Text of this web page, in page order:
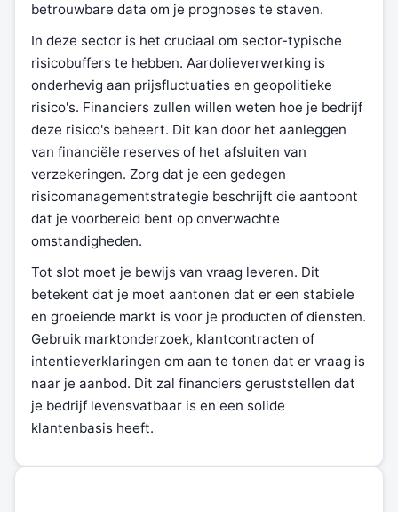
betrouwbare data om je prognoses te staven.
In deze sector is het cruciaal om sector-typische
risicobuffers te hebben. Aardolieverwerking is
onderhevig aan prijsfluctuaties en geopolitieke
risico's. Financiers zullen willen weten hoe je bedrijf
deze risico's beheert. Dit kan door het aanleggen
van financiële reserves of het afsluiten van
verzekeringen. Zorg dat je een gedegen
risicomanagementstrategie beschrijft die aantoont
dat je voorbereid bent op onverwachte
omstandigheden.
Tot slot moet je bewijs van vraag leveren. Dit
betekent dat je moet aantonen dat er een stabiele
en groeiende markt is voor je producten of diensten.
Gebruik marktonderzoek, klantcontracten of
intentieverklaringen om aan te tonen dat er vraag is
naar je aanbod. Dit zal financiers geruststellen dat
je bedrijf levensvatbaar is en een solide
klantenbasis heeft.